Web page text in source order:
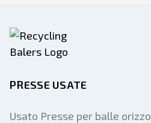
PRESSE USATE
Usato Presse per balle